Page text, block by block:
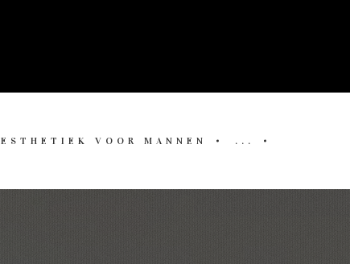
ESTHETIEK VOOR MANNEN ...